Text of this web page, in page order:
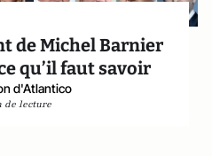
de Michel Barnier
qu’il faut savoir
d'Atlantico
de lecture